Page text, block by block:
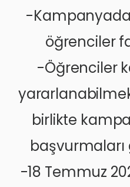
-
öğrenciler
-Öğrenciler
birlikte
-18 Temmuz